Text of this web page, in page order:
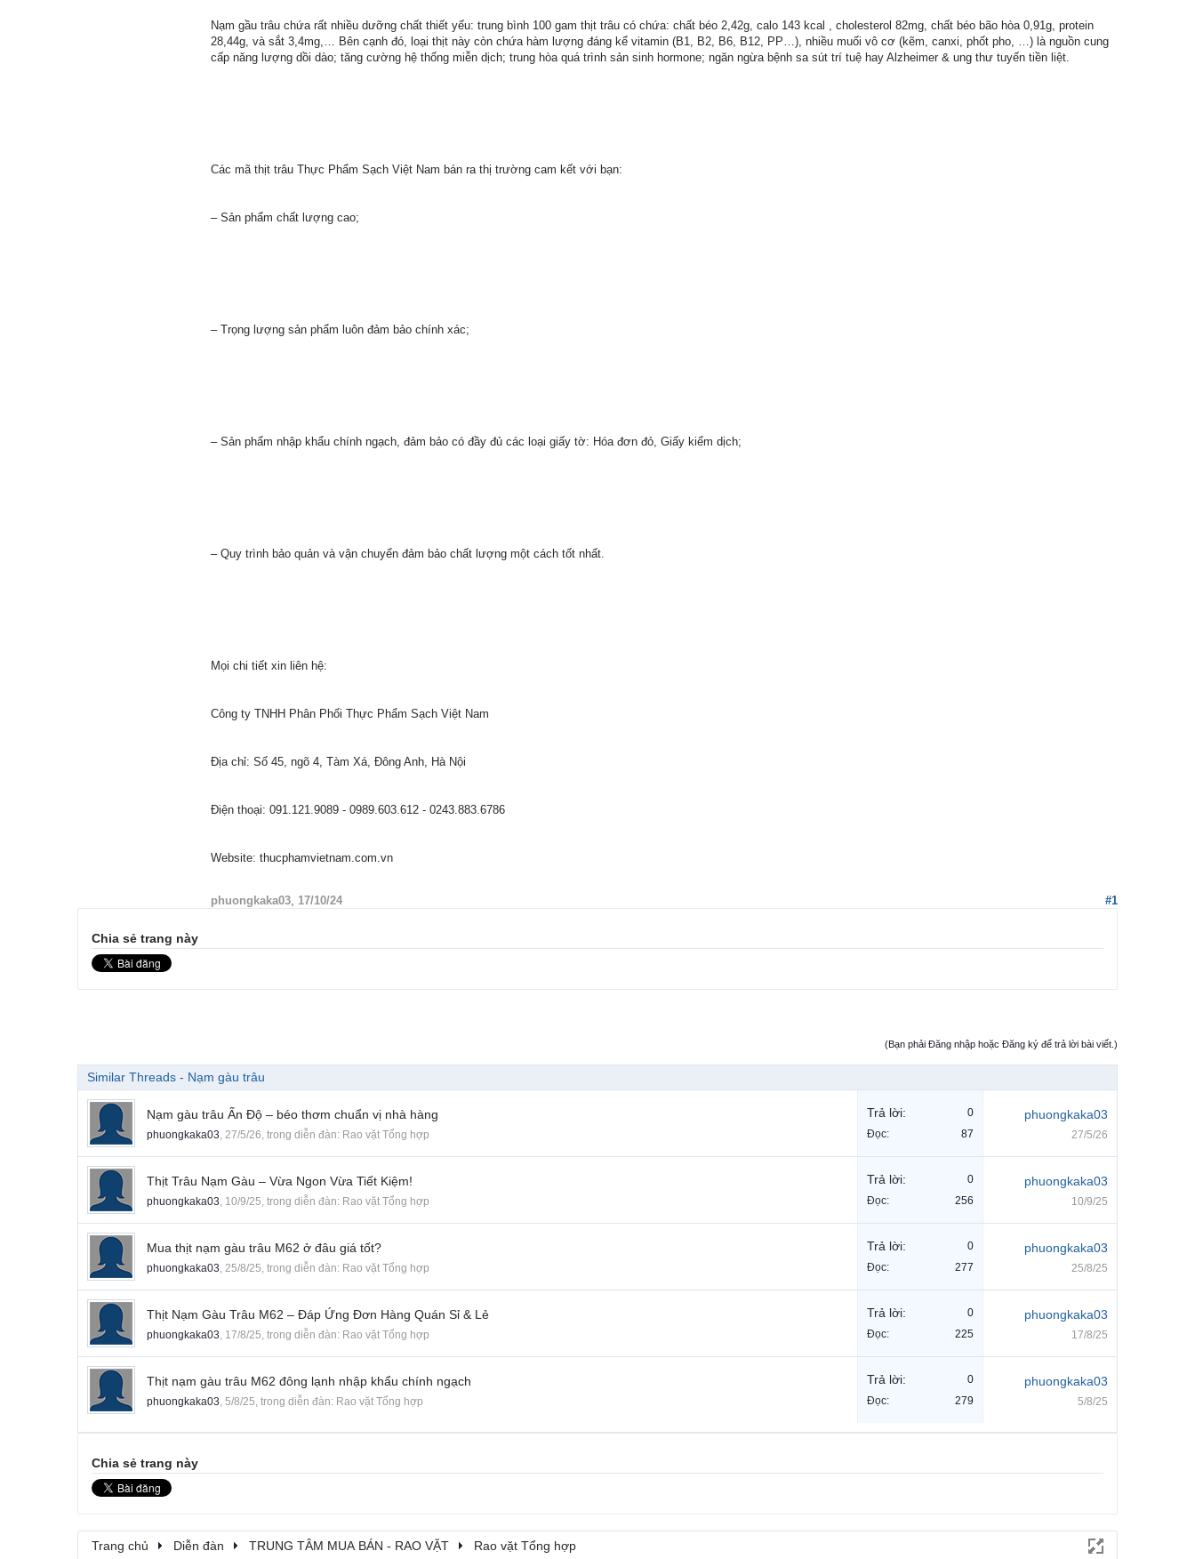
Nạm gầu trâu chứa rất nhiều dưỡng chất thiết yếu: trung bình 100 gam thịt trâu có chứa: chất béo 2,42g, calo 143 kcal , cholesterol 82mg, chất béo bão hòa 0,91g, protein
28,44g, và sắt 3,4mg,… Bên cạnh đó, loại thịt này còn chứa hàm lượng đáng kể vitamin (B1, B2, B6, B12, PP…), nhiều muối vô cơ (kẽm, canxi, phốt pho, …) là nguồn cung
cấp năng lượng dồi dào; tăng cường hệ thống miễn dịch; trung hòa quá trình sản sinh hormone; ngăn ngừa bệnh sa sút trí tuệ hay Alzheimer & ung thư tuyến tiền liệt.
Các mã thịt trâu Thực Phẩm Sạch Việt Nam bán ra thị trường cam kết với bạn:
– Sản phẩm chất lượng cao;
– Trọng lượng sản phẩm luôn đảm bảo chính xác;
– Sản phẩm nhập khẩu chính ngạch, đảm bảo có đầy đủ các loại giấy tờ: Hóa đơn đỏ, Giấy kiểm dịch;
– Quy trình bảo quản và vận chuyển đảm bảo chất lượng một cách tốt nhất.
Mọi chi tiết xin liên hệ:
Công ty TNHH Phân Phối Thực Phẩm Sạch Việt Nam
Địa chỉ: Số 45, ngõ 4, Tàm Xá, Đông Anh, Hà Nội
Điện thoại: 091.121.9089 - 0989.603.612 - 0243.883.6786
Website: thucphamvietnam.com.vn
phuongkaka03, 17/10/24 #1
Chia sẻ trang này
(Bạn phải Đăng nhập hoặc Đăng ký để trả lời bài viết.)
Similar Threads - Nạm gàu trâu
Nạm gàu trâu Ấn Độ – béo thơm chuẩn vị nhà hàng
phuongkaka03, 27/5/26, trong diễn đàn: Rao vặt Tổng hợp
Trả lời:
0
Đọc:
87
phuongkaka03
27/5/26
Thịt Trâu Nạm Gàu – Vừa Ngon Vừa Tiết Kiệm!
phuongkaka03, 10/9/25, trong diễn đàn: Rao vặt Tổng hợp
Trả lời:
0
Đọc:
256
phuongkaka03
10/9/25
Mua thịt nạm gàu trâu M62 ở đâu giá tốt?
phuongkaka03, 25/8/25, trong diễn đàn: Rao vặt Tổng hợp
Trả lời:
0
Đọc:
277
phuongkaka03
25/8/25
Thịt Nạm Gàu Trâu M62 – Đáp Ứng Đơn Hàng Quán Sỉ & Lẻ
phuongkaka03, 17/8/25, trong diễn đàn: Rao vặt Tổng hợp
Trả lời:
0
Đọc:
225
phuongkaka03
17/8/25
Thịt nạm gàu trâu M62 đông lạnh nhập khẩu chính ngạch
phuongkaka03, 5/8/25, trong diễn đàn: Rao vặt Tổng hợp
Trả lời:
0
Đọc:
279
phuongkaka03
5/8/25
Chia sẻ trang này
Trang chủ Diễn đàn TRUNG TÂM MUA BÁN - RAO VẶT Rao vặt Tổng hợp